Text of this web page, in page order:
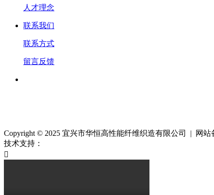
人才理念
联系我们
联系方式
留言反馈
Copyright © 2025 宜兴市华恒高性能纤维织造有限公司 | 网站
技术支持：
